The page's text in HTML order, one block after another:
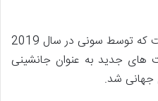
PS5 یک کنسول بازی خانگی است که توسط سونی در سال 2019
2020 با قابلیت های جدید به عنوان جانشینی